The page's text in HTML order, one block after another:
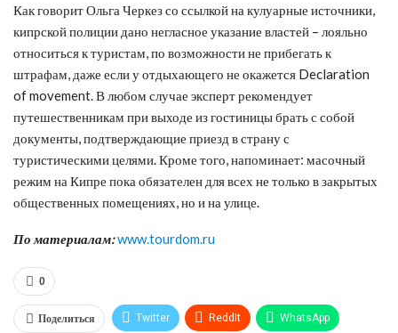
Как говорит Ольга Черкез со ссылкой на кулуарные источники,
кипрской полиции дано негласное указание властей – лояльно
относиться к туристам, по возможности не прибегать к
штрафам, даже если у отдыхающего не окажется Declaration
of movement. В любом случае эксперт рекомендует
путешественникам при выходе из гостиницы брать с собой
документы, подтверждающие приезд в страну с
туристическими целями. Кроме того, напоминает: масочный
режим на Кипре пока обязателен для всех не только в закрытых
общественных помещениях, но и на улице.
По материалам:www.tourdom.ru
0
Поделиться Twitter ReddIt WhatsApp